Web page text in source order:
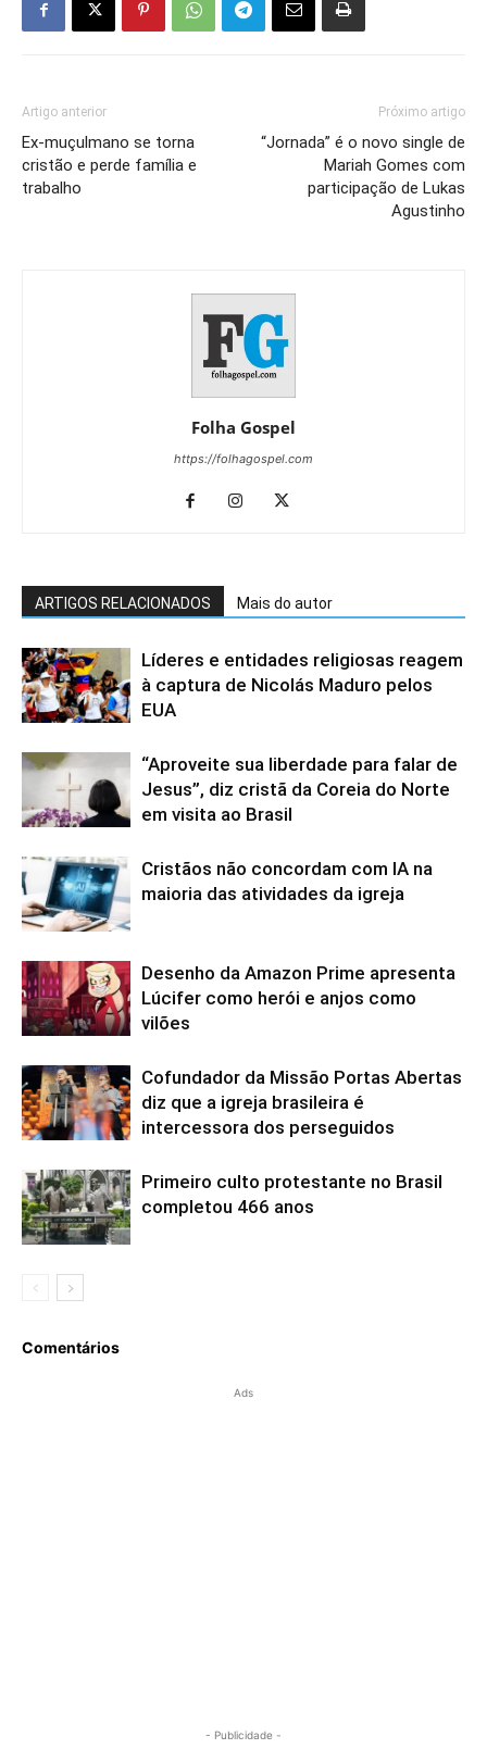
Artigo anterior
Ex-muçulmano se torna
cristão e perde família e
trabalho
Próximo artigo
“Jornada” é o novo single de
Mariah Gomes com
participação de Lukas
Agustinho
Folha Gospel
https://folhagospel.com
ARTIGOS RELACIONADOS Mais do autor
Líderes e entidades religiosas reagem
à captura de Nicolás Maduro pelos
EUA
“Aproveite sua liberdade para falar de
Jesus”, diz cristã da Coreia do Norte
em visita ao Brasil
Cristãos não concordam com IA na
maioria das atividades da igreja
Desenho da Amazon Prime apresenta
Lúcifer como herói e anjos como
vilões
Cofundador da Missão Portas Abertas
diz que a igreja brasileira é
intercessora dos perseguidos
Primeiro culto protestante no Brasil
completou 466 anos
Comentários
Ads
- Publicidade -